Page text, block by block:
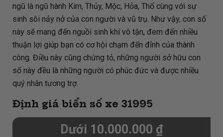
ngũ là ngũ hành Kim, Thủy, Mộc, Hỏa, Thổ cùng với sự
sinh sôi nảy nở của con người và vũ trụ. Như vậy, con số
này sẽ mang đến nguồi sinh khí vô tận, đem đến nhiều
thuận lợi giúp bạn có cơ hội chạm đến đỉnh của thành
công. Điều này cũng chứng tỏ, những người sở hữu con
số này đều là những người có phúc đức và được nhiều
quý nhân tương trợ.
Định giá biển số xe 31995
Dưới 10.000.000 ₫